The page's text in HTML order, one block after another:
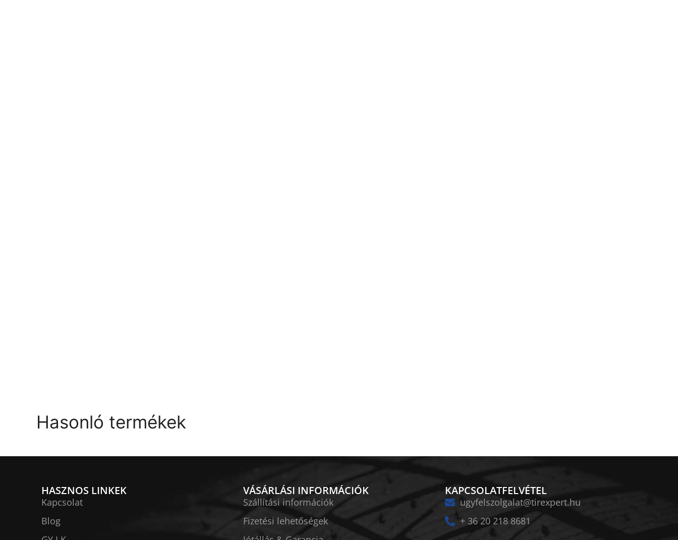
Hasonló termékek
HASZNOS LINKEK
Kapcsolat
Blog
VÁSÁRLÁSI INFORMÁCIÓK
Szállítási információk
Fizetési lehetőségek
KAPCSOLATFELVÉTEL
ugyfelszolgalat@tirexpert.hu
+ 36 20 218 8681